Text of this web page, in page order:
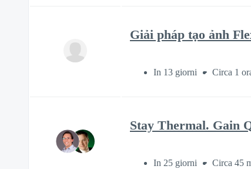
Giải pháp tạo ảnh
In 13 giorni Circa 1
Stay Thermal. Gain
In 25 giorni Circa 45